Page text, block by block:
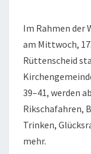
Im Rahmen der
am Mittwoch,
Rüttenscheid
39–41, werden
Rikschafahren,
Trinken,
mehr.